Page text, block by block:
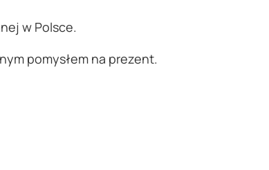
w Polsce.
pomysłem na prezent.